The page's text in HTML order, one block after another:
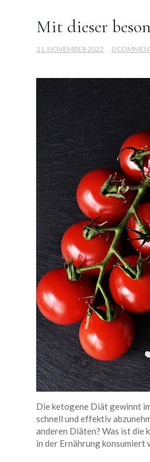
Mit dieser
11. NOVEMBER 2022 0
Die ketogene Diät gewinnt
schnell und effektiv
anderen Diäten? Was ist die
in der Ernährung konsumiert